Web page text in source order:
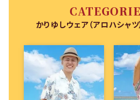
かりゆしウェア（アロハシャ